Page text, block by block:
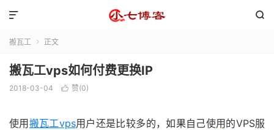


搬瓦工  正文
搬瓦工vps如何付费更换IP
2018-03-04  赞(0)
使用 搬瓦工vps用户还是比较多的，如果自己使用的VPS服